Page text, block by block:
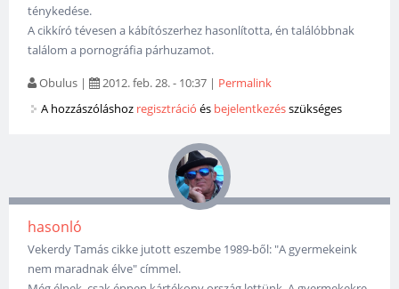
ténykedése.
A cikkíró tévesen a kábítószerhez hasonlította, én találóbbnak
találom a pornográfia párhuzamot.
Obulus | 2012. feb. 28. - 10:37 | Permalink
A hozzászóláshoz regisztráció és bejelentkezésszükséges
hasonló
Vekerdy Tamás cikke jutott eszembe 1989-ből: "A gyermekeink
nem maradnak élve" címmel.